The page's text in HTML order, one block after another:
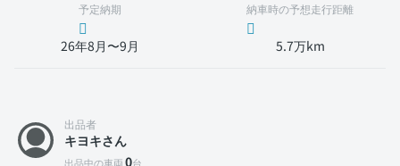
予定納期
26年8月〜9月
納車時の予想走行距離
5.7万km
出品者
キヨキさん
出品中の車両0台